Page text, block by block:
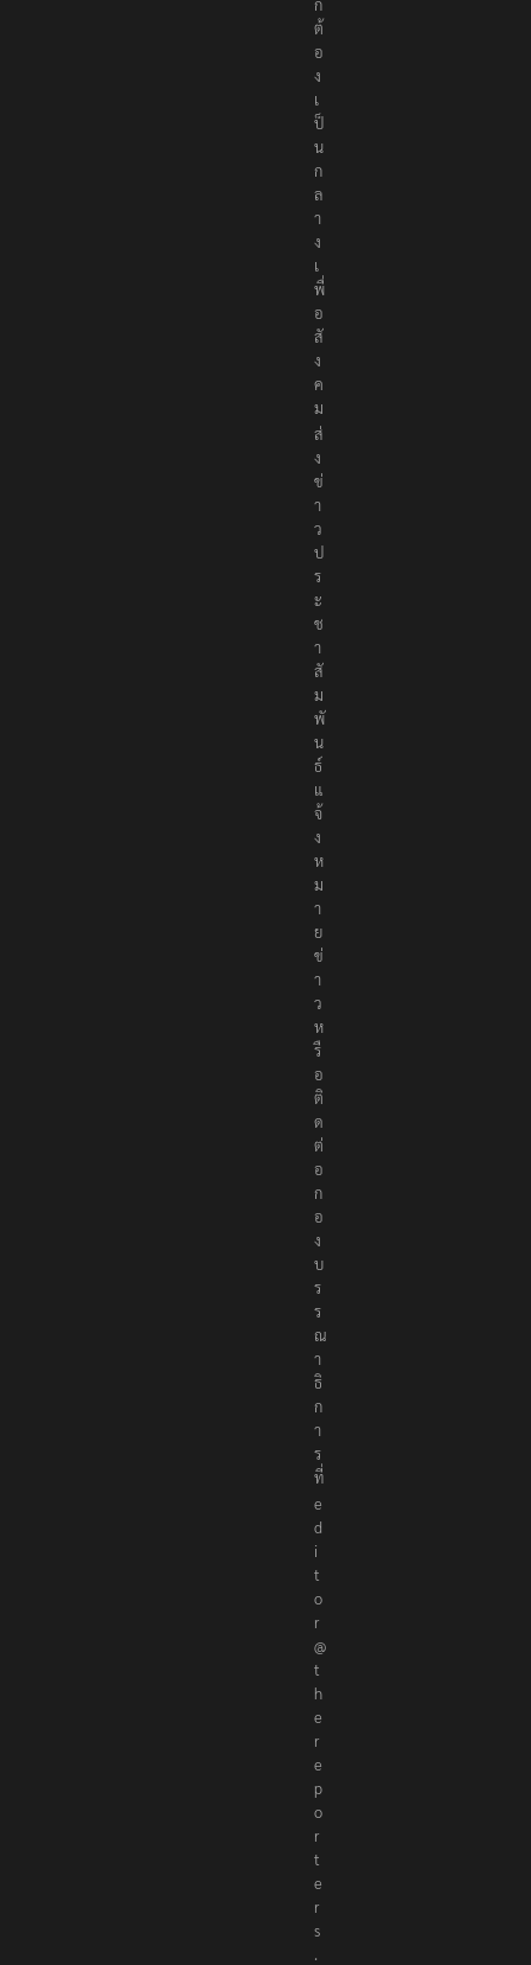
ต้
อ
ง
เ
ป็
น
ก
ล
า
ง
เ
พื่
อ
สั
ง
ค
ม
ส่
ง
ข่
า
ว
ป
ร
ะ
ช
า
สั
ม
พั
น
ธ์
แ
จ้
ง
ห
ม
า
ย
ข่
า
ว
ห
รื
อ
ติ
ด
ต่
อ
ก
อ
ง
บ
ร
ร
ณ
า
ธิ
ก
า
ร
ที่
e
d
i
t
o
r
@
t
h
e
r
e
p
o
r
t
e
r
s
.